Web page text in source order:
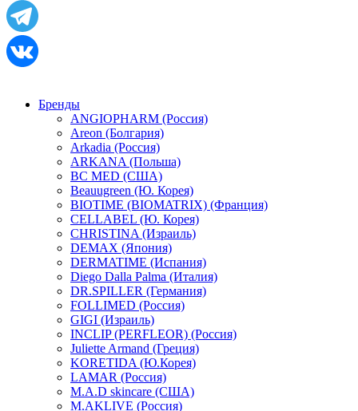
Бренды
ANGIOPHARM (Россия)
Areon (Болгария)
Arkadia (Россия)
ARKANA (Польша)
BC MED (США)
Beauugreen (Ю. Корея)
BIOTIME (BIOMATRIX) (Франция)
CELLABEL (Ю. Корея)
CHRISTINA (Израиль)
DEMAX (Япония)
DERMATIME (Испания)
Diego Dalla Palma (Италия)
DR.SPILLER (Германия)
FOLLIMED (Россия)
GIGI (Израиль)
INCLIP (PERFLEOR) (Россия)
Juliette Armand (Греция)
KORETIDA (Ю.Корея)
LAMAR (Россия)
M.A.D skincare (США)
M.AKLIVE (Россия)